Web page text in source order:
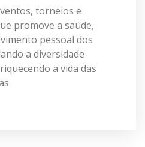
torneios e
promove a saúde,
pessoal dos
a diversidade
a vida das